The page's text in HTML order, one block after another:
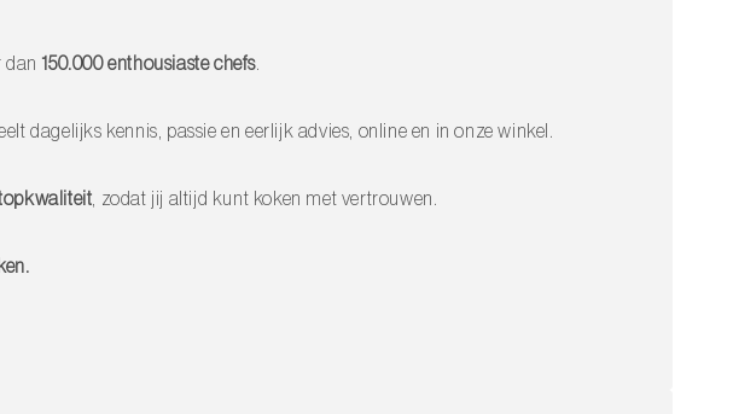
dan 150.000 enthousiaste chefs
dagelijks kennis, passie en eerlijk advies, online en in onze winkel.
, zodat jij altijd kunt koken met vertrouwen.